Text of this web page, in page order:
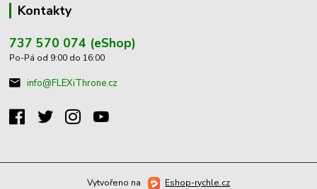
Kontakty
737 570 074 (eShop)
Po-Pá od 9:00 do 16:00
info@FLEXiThrone.cz
Vytvořeno na Eshop-rychle.cz